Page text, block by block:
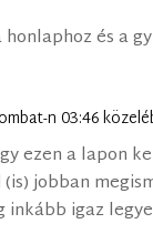
és a
n 03:46
ezen a lapon
jobban
inkább igaz